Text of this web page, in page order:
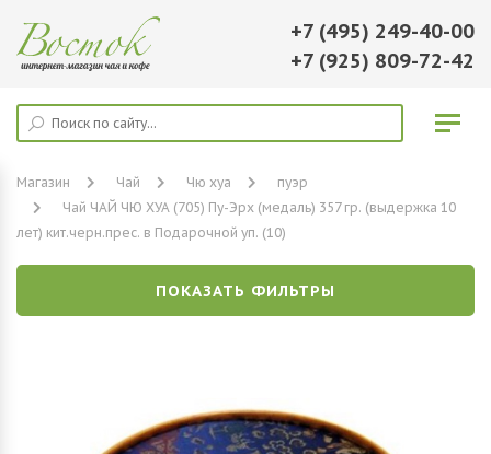
+7 (495) 249-40-00
+7 (925) 809-72-42
Магазин Чай Чю хуа
пуэр
Чай ЧАЙ ЧЮ ХУА (705) Пу-Эрх (медаль) 357 гр. (выдержка 10
лет) кит.черн.прес. в Подарочной уп. (10)
ПОКАЗАТЬ ФИЛЬТРЫ